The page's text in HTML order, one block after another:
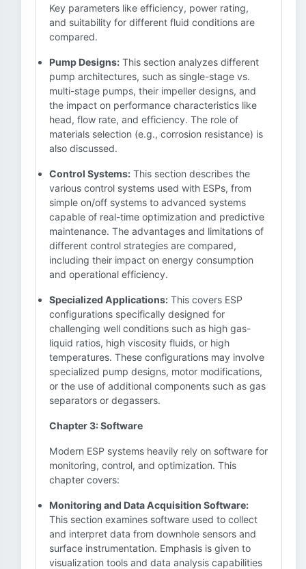
Key parameters like efficiency, power rating,
and suitability for different fluid conditions are
compared.
Pump Designs: This section analyzes different
pump architectures, such as single-stage vs.
multi-stage pumps, their impeller designs, and
the impact on performance characteristics like
head, flow rate, and efficiency. The role of
materials selection (e.g., corrosion resistance) is
also discussed.
Control Systems: This section describes the
various control systems used with ESPs, from
simple on/off systems to advanced systems
capable of real-time optimization and predictive
maintenance. The advantages and limitations of
different control strategies are compared,
including their impact on energy consumption
and operational efficiency.
Specialized Applications: This covers ESP
configurations specifically designed for
challenging well conditions such as high gas-
liquid ratios, high viscosity fluids, or high
temperatures. These configurations may involve
specialized pump designs, motor modifications,
or the use of additional components such as gas
separators or degassers.
Chapter 3: Software
Modern ESP systems heavily rely on software for
monitoring, control, and optimization. This
chapter covers:
Monitoring and Data Acquisition Software:
This section examines software used to collect
and interpret data from downhole sensors and
surface instrumentation. Emphasis is given to
visualization tools and data analysis capabilities